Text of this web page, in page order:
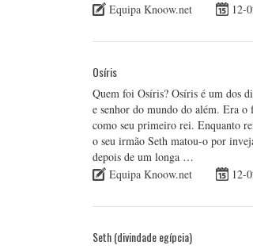
Equipa Knoow.net
12-
Osíris
Quem foi Osíris? Osíris é um dos
e senhor do mundo do além. Era
como seu primeiro rei. Enquanto
o seu irmão Seth matou-o por
depois de um longa …
Equipa Knoow.net
12-
Seth (divindade egípcia)